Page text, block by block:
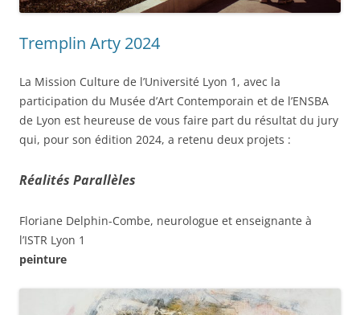
Tremplin Arty 2024
La Mission Culture de l’Université Lyon 1, avec la
participation du Musée d’Art Contemporain et de l’ENSBA
de Lyon est heureuse de vous faire part du résultat du jury
qui, pour son édition 2024, a retenu deux projets :
Réalités Parallèles
Floriane Delphin-Combe, neurologue et enseignante à
l’ISTR Lyon 1
peinture